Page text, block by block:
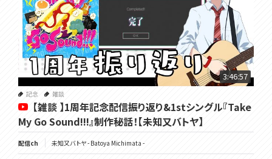
3:46:57
記念 雑談
【雑談 】1周年記念配信振り返り&1stシングル『Take
My Go Sound!!!』制作秘話！【未知又バトヤ】
配信ch 未知又バトヤ - Batoya Michimata -